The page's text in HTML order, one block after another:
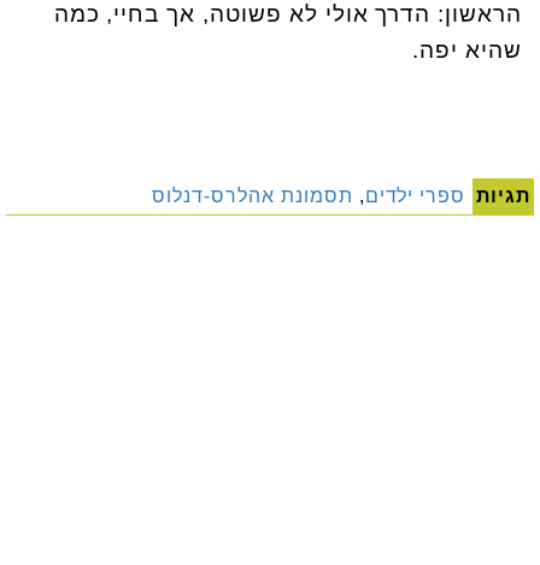
הראשון: הדרך אולי לא פשוטה, אך בחיי, כמה
שהיא יפה.
תגיות ספרי ילדים, תסמונת אהלרס-דנלוס